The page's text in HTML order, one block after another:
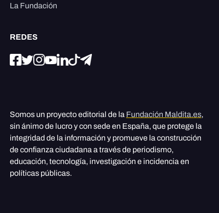
La Fundación
REDES
Somos un proyecto editorial de la Fundación Maldita.es,
sin ánimo de lucro y con sede en España, que protege la
integridad de la información y promueve la construcción
de confianza ciudadana a través de periodismo,
educación, tecnología, investigación e incidencia en
políticas públicas.